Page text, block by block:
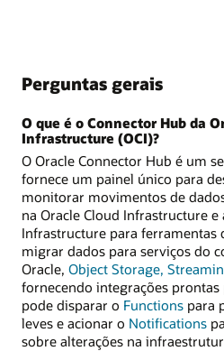
Perguntas gerais
O que é o Connector Hub da
Infrastructure (OCI)?
O Oracle Connector Hub é um
fornece um painel único para
monitorar movimentos de
na Oracle Cloud Infrastructure
Infrastructure para ferramentas
migrar dados para serviços do
Oracle, Object Storage,
fornecendo integrações prontas
pode disparar o Functions para
leves e acionar o Notifications
sobre alterações na